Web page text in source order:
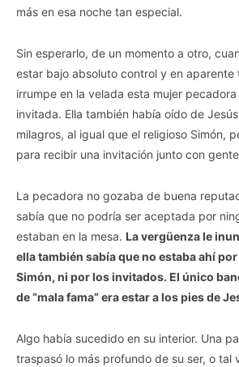
más en esa noche tan especial.
Sin esperarlo, de un momento a otro,
estar bajo absoluto control y en aparente
irrumpe en la velada esta mujer
invitada. Ella también había oído de
milagros, al igual que el religioso Simón,
para recibir una invitación junto con
La pecadora no gozaba de buena
sabía que no podría ser aceptada por
estaban en la mesa. La vergüenza le
ella también sabía que no estaba ahí
Simón, ni por los invitados. El único
de “mala fama” era estar a los pies de
Algo había sucedido en su interior. Una
traspasó lo más profundo de su ser, o tal